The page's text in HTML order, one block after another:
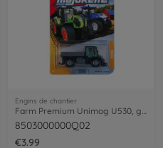
Engins de chantier
Farm Premium Unimog U530, green/grey
8503000000Q02
€3.99